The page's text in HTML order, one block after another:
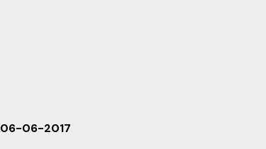
06-06-2017